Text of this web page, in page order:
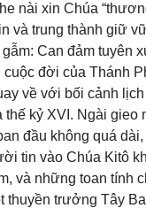
nài xin Chúa
và trung thành giữ
Can đảm tuyên
đời của Thánh
về với bối cảnh
kỷ XVI. Ngài
đầu không quá
tin vào Chúa Kitô
và những toan tính
thuyền trưởng Tây